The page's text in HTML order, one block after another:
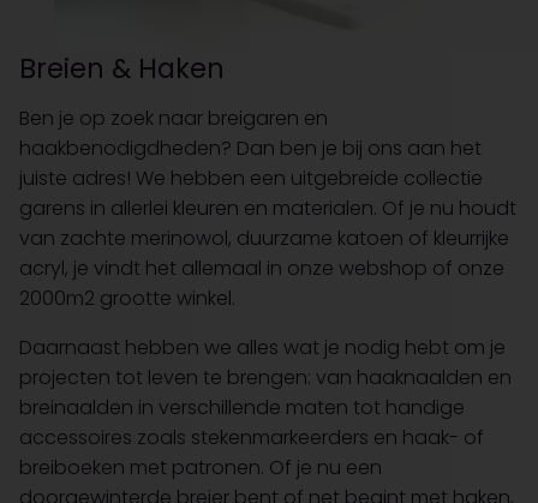
Breien & Haken
Ben je op zoek naar breigaren en
haakbenodigdheden? Dan ben je bij ons aan het
juiste adres! We hebben een uitgebreide collectie
garens in allerlei kleuren en materialen. Of je nu houdt
van zachte merinowol, duurzame katoen of kleurrijke
acryl, je vindt het allemaal in onze webshop of onze
2000m2 grootte winkel.
Daarnaast hebben we alles wat je nodig hebt om je
projecten tot leven te brengen: van haaknaalden en
breinaalden in verschillende maten tot handige
accessoires zoals stekenmarkeerders en haak- of
breiboeken met patronen. Of je nu een
doorgewinterde breier bent of net begint met haken,